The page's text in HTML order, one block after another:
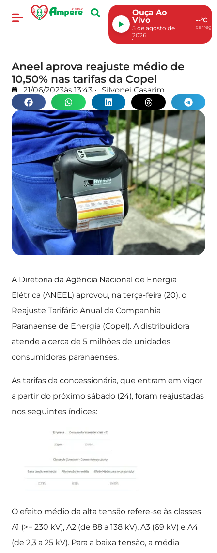
Ouça Ao
Vivo
5 de agosto de
2026
--°C
Aneel aprova reajuste médio de
10,50% nas tarifas da Copel
21/06/2023às 13:43 • Silvonei Casarim
A Diretoria da Agência Nacional de Energia
Elétrica (ANEEL) aprovou, na terça-feira (20), o
Reajuste Tarifário Anual da Companhia
Paranaense de Energia (Copel). A distribuidora
atende a cerca de 5 milhões de unidades
consumidoras paranaenses.
As tarifas da concessionária, que entram em vigor
a partir do próximo sábado (24), foram reajustadas
nos seguintes índices:
O efeito médio da alta tensão refere-se às classes
A1 (>= 230 kV), A2 (de 88 a 138 kV), A3 (69 kV) e A4
(de 2,3 a 25 kV). Para a baixa tensão, a média